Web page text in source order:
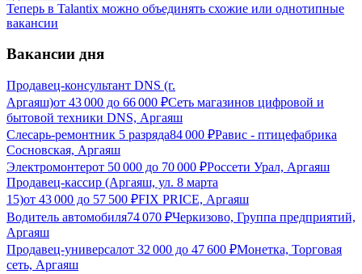
Теперь в Talantix можно объединять схожие или однотипные
вакансии
Вакансии дня
Продавец-консультант DNS (г.
Аргаяш)от 43 000 до 66 000 ₽Сеть магазинов цифровой и
бытовой техники DNS, Аргаяш
Слесарь-ремонтник 5 разряда84 000 ₽Равис - птицефабрика
Сосновская, Аргаяш
Электромонтерот 50 000 до 70 000 ₽Россети Урал, Аргаяш
Продавец-кассир (Аргаяш, ул. 8 марта
15)от 43 000 до 57 500 ₽FIX PRICE, Аргаяш
Водитель автомобиля74 070 ₽Черкизово, Группа предприятий,
Аргаяш
Продавец-универсалот 32 000 до 47 600 ₽Монетка, Торговая
сеть, Аргаяш